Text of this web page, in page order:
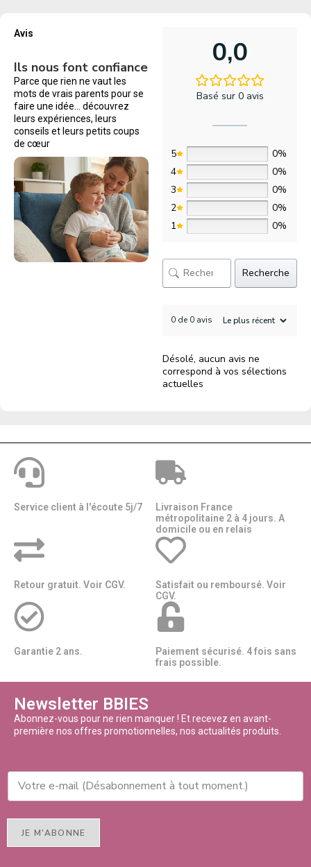
Avis
Ils nous font confiance
Parce que rien ne vaut les
mots de vrais parents pour se
faire une idée… découvrez
leurs expériences, leurs
conseils et leurs petits coups
de cœur
0,0
Basé sur 0 avis
5
0%
4
0%
3
0%
2
0%
1
0%
Recherche
0 de 0 avis
Désolé, aucun avis ne
correspond à vos sélections
actuelles
Service client à l'écoute 5j/7
Livraison France
métropolitaine 2 à 4 jours. A
domicile ou en relais​​
Retour gratuit. Voir CGV.
Satisfait ou remboursé. Voir
CGV.
Garantie 2 ans.
Paiement sécurisé. 4 fois sans
frais possible.
Newsletter BBIES
Abonnez-vous pour ne rien manquer ! Et recevez en avant-
première nos offres promotionnelles, nos actualités produits.
JE M'ABONNE